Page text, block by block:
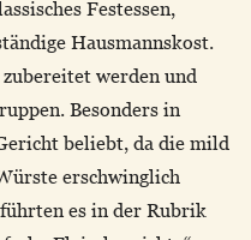
Festessen,
Hausmannskost.
werden und
Besonders in
beliebt, da die mild
erschwinglich
es in der Rubrik